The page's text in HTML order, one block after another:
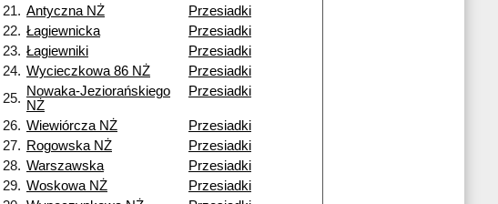
21. Antyczna NŻ
Przesiadki
22. Łagiewnicka
Przesiadki
23. Łagiewniki
Przesiadki
24. Wycieczkowa 86 NŻ
Przesiadki
25. Nowaka-Jeziorańskiego
NŻ
Przesiadki
26. Wiewiórcza NŻ
Przesiadki
27. Rogowska NŻ
Przesiadki
28. Warszawska
Przesiadki
29. Woskowa NŻ
Przesiadki